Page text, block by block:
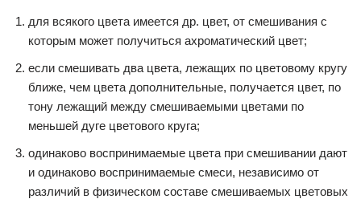
для всякого цвета имеется др. цвет, от смешивания с
которым может получиться ахроматический цвет;
если смешивать два цвета, лежащих по цветовому кругу
ближе, чем цвета дополнительные, получается цвет, по
тону лежащий между смешиваемыми цветами по
меньшей дуге цветового круга;
одинаково воспринимаемые цвета при смешивании дают
и одинаково воспринимаемые смеси, независимо от
различий в физическом составе смешиваемых цветовых